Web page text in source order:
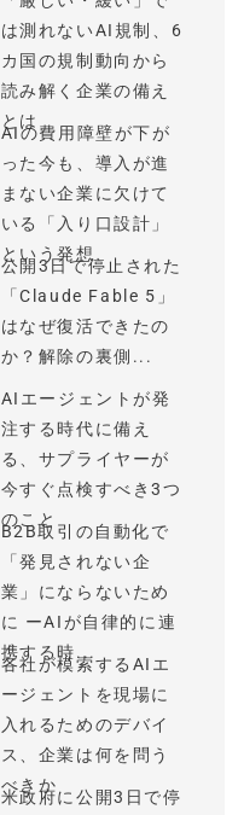
は測れないAI規制、6
カ国の規制動向から
読み解く企業の備え
とは
AIの費用障壁が下が
った今も、導入が進
まない企業に欠けて
いる「入り口設計」
という発想
公開3日で停止された
「Claude Fable 5」
はなぜ復活できたの
か？解除の裏側...
AIエージェントが発
注する時代に備え
る、サプライヤーが
今すぐ点検すべき3つ
のこと
B2B取引の自動化で
「発見されない企
業」にならないため
に ーAIが自律的に連
携する時...
各社が模索するAIエ
ージェントを現場に
入れるためのデバイ
ス、企業は何を問う
べきか
米政府に公開3日で停